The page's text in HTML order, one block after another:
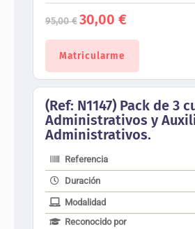
95,00€
El
precio
95,00 €.
30,00 €El
precio
Matricularme
(Ref: N1147) Pack de 3
Administrativos y
Administrativos.
Referencia
Duración
Modalidad
Reconocido por